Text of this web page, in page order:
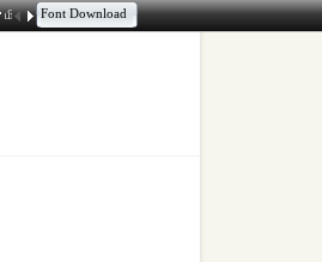
மின்னஞ்சல் திரட்டி உரையாடல்
Font Download